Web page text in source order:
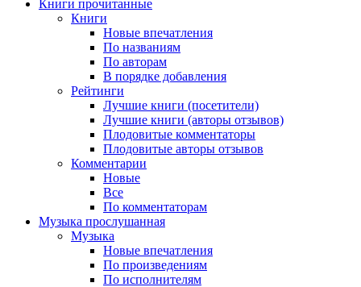
Книги прочитанные
Книги
Новые впечатления
По названиям
По авторам
В порядке добавления
Рейтинги
Лучшие книги (посетители)
Лучшие книги (авторы отзывов)
Плодовитые комментаторы
Плодовитые авторы отзывов
Комментарии
Новые
Все
По комментаторам
Музыка прослушанная
Музыка
Новые впечатления
По произведениям
По исполнителям